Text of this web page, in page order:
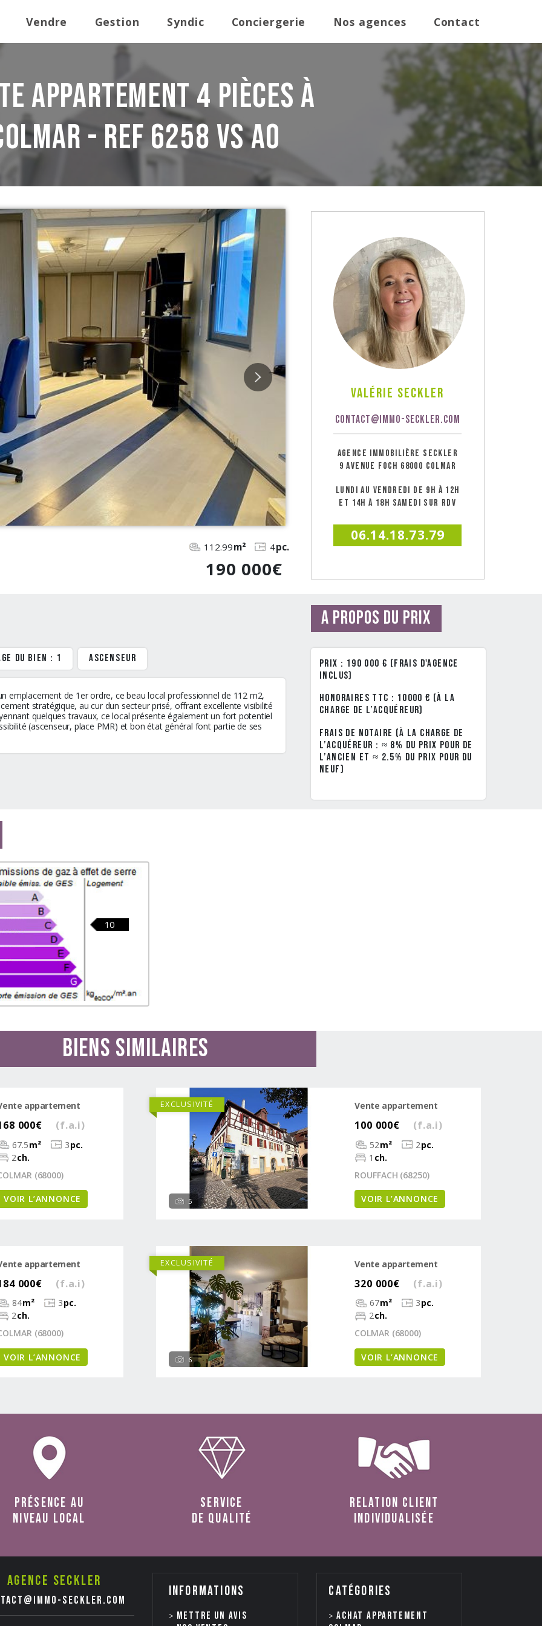
Vendre Gestion Syndic Conciergerie Nos agences Contact
Appartement 4 pièces à
- REF 6258 VS AO
112.99m² 4pc.
190 000€
Valérie Seckler
CONTACT@IMMO-SECKLER.COM
AGENCE IMMOBILIÈRE SECKLER
9 AVENUE FOCH 68000 COLMAR
LUNDI AU VENDREDI DE 9H À 12H
ET 14H À 18H SAMEDI SUR RDV
06.14.18.73.79
du bien : 1 ascenseur
emplacement de 1er ordre, ce beau local professionnel de 112 m2,
stratégique, au cur dun secteur prisé, offrant excellente visibilité
quelques travaux, ce local présente également un fort potentiel
(ascenseur, place PMR) et bon état général font partie de ses
A propos du prix
Prix : 190 000 € (frais d'agence
inclus)
Honoraires TTC : 10000 € (à la
charge de l’acquéreur)
Frais de notaire (à la charge de
l’acquéreur : ≈ 8% du prix pour de
l’ancien et ≈ 2.5% du prix pour du
neuf)
10
Biens similaires
appartement
000€ (f.a.i)
67.5m² 3pc.
2ch.
(68000)
VOIR L’ANNONCE
EXCLUSIVITÉ
5
Vente appartement
100 000€ (f.a.i)
52m² 2pc.
1 ch.
ROUFFACH (68250)
VOIR L’ANNONCE
appartement
000€ (f.a.i)
84m² 3pc.
2ch.
(68000)
VOIR L’ANNONCE
EXCLUSIVITÉ
6
Vente appartement
320 000€ (f.a.i)
67m² 3pc.
2ch.
COLMAR (68000)
VOIR L’ANNONCE
présence au
niveau local
service
de qualité
relation client
individualisée
Agence seckler
seckler.com
Informations
Mettre un avis
catégories
Achat appartement